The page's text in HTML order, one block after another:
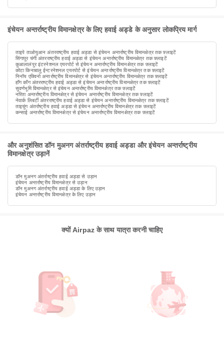
इंचेयन अन्तर्राष्ट्रीय विमानक्षेत्र के लिए हवाई अड्डे के अनुसार लोकप्रिय मार्ग
ताइपे ताओयुआन अंतरराष्ट्रीय हवाई अड्डा से इंचेयन अन्तर्राष्ट्रीय विमानक्षेत्र तक फ़्लाइटें
सिंगापुर चंगी अंतरराष्ट्रीय हवाई अड्डा से इंचेयन अन्तर्राष्ट्रीय विमानक्षेत्र तक फ़्लाइटें
कुआलालंपुर इंटरनेशनल एयरपोर्ट से इंचेयन अन्तर्राष्ट्रीय विमानक्षेत्र तक फ़्लाइटें
कोटा किनाबालु ईन्टरनेशनल एयरपोर्ट से इंचेयन अन्तर्राष्ट्रीय विमानक्षेत्र तक फ़्लाइटें
निनॉय एक्विनो अन्तर्राष्ट्रीय विमानक्षेत्र से इंचेयन अन्तर्राष्ट्रीय विमानक्षेत्र तक फ़्लाइटें
हॉंग कॉंग अंतरराष्ट्रीय हवाई अड्डा से इंचेयन अन्तर्राष्ट्रीय विमानक्षेत्र तक फ़्लाइटें
सुवर्णभूमि विमानक्षेत्र से इंचेयन अन्तर्राष्ट्रीय विमानक्षेत्र तक फ़्लाइटें
नरिता अन्तर्राष्ट्रीय विमानक्षेत्र से इंचेयन अन्तर्राष्ट्रीय विमानक्षेत्र तक फ़्लाइटें
नेवार्क लिबर्टी अंतरराष्ट्रीय हवाई अड्डा से इंचेयन अन्तर्राष्ट्रीय विमानक्षेत्र तक फ़्लाइटें
ताइचुंग अंतर्राष्ट्रीय हवाई अड्डा से इंचेयन अन्तर्राष्ट्रीय विमानक्षेत्र तक फ़्लाइटें
कन्साई अन्तर्राष्ट्रीय विमानक्षेत्र से इंचेयन अन्तर्राष्ट्रीय विमानक्षेत्र तक फ़्लाइटें
और अनुशंसित डॉन मुअनग अंतर्राष्ट्रीय हवाई अड्डा और इंचेयन अन्तर्राष्ट्रीय
विमानक्षेत्र उड़ानें
डॉन मुअनग अंतर्राष्ट्रीय हवाई अड्डा से उड़ान
इंचेयन अन्तर्राष्ट्रीय विमानक्षेत्र से उड़ान
डॉन मुअनग अंतर्राष्ट्रीय हवाई अड्डा के लिए उड़ान
इंचेयन अन्तर्राष्ट्रीय विमानक्षेत्र के लिए उड़ान
क्यों Airpaz के साथ यात्रा करनी चाहिए